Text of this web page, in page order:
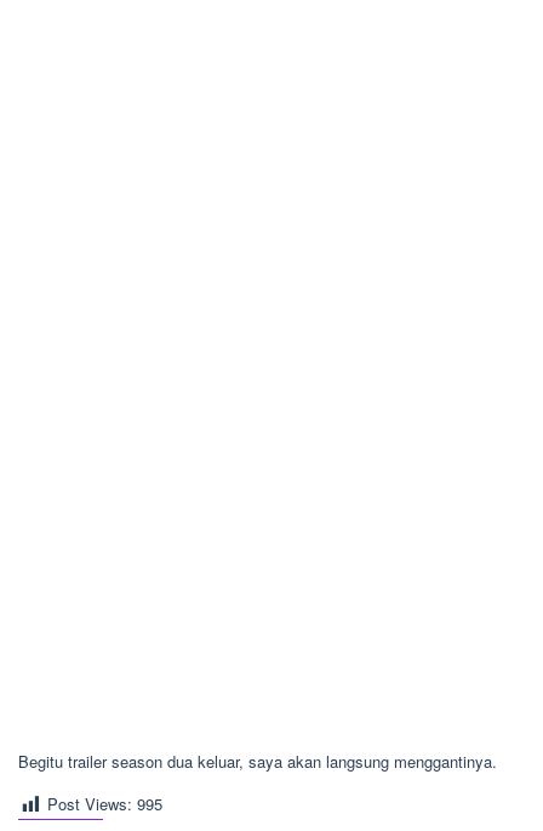
Begitu trailer season dua keluar, saya akan langsung menggantinya.
Post Views: 995